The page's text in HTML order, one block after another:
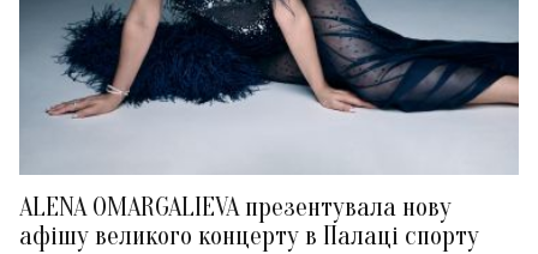
ALENA OMARGALIEVA презентувала нову
афішу великого концерту в Палаці спорту